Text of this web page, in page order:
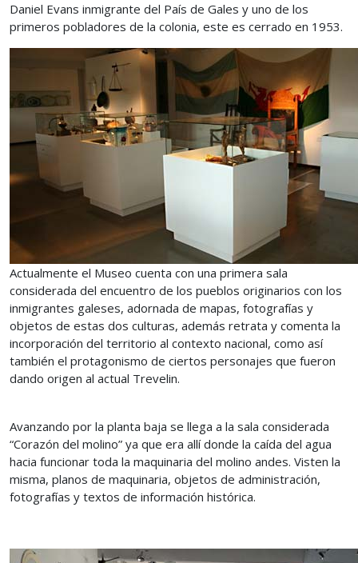
Daniel Evans inmigrante del País de Gales y uno de los
primeros pobladores de la colonia, este es cerrado en 1953.
Actualmente el Museo cuenta con una primera sala
considerada del encuentro de los pueblos originarios con los
inmigrantes galeses, adornada de mapas, fotografías y
objetos de estas dos culturas, además retrata y comenta la
incorporación del territorio al contexto nacional, como así
también el protagonismo de ciertos personajes que fueron
dando origen al actual Trevelin.
Avanzando por la planta baja se llega a la sala considerada
“Corazón del molino” ya que era allí donde la caída del agua
hacia funcionar toda la maquinaria del molino andes. Visten la
misma, planos de maquinaria, objetos de administración,
fotografías y textos de información histórica.